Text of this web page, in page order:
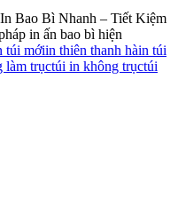
Bao Bì Nhanh – Tiết Kiệm
in ấn bao bì hiện
túi mớiin thiên thanh hàin túi
làm trụctúi in không trụctúi